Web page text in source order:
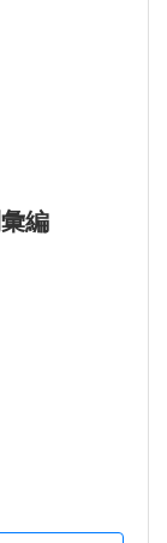
編